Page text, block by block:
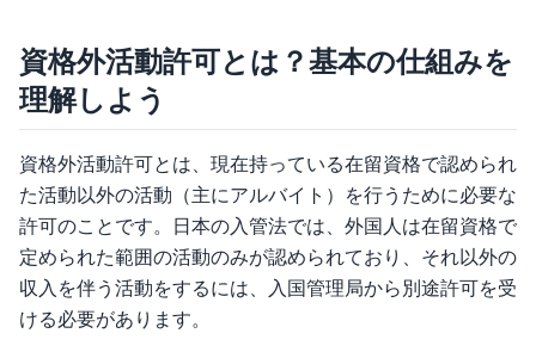
資格外活動許可とは？基本の仕組みを
理解しよう
資格外活動許可とは、現在持っている在留資格で認められ
た活動以外の活動（主にアルバイト）を行うために必要な
許可のことです。日本の入管法では、外国人は在留資格で
定められた範囲の活動のみが認められており、それ以外の
収入を伴う活動をするには、入国管理局から別途許可を受
ける必要があります。